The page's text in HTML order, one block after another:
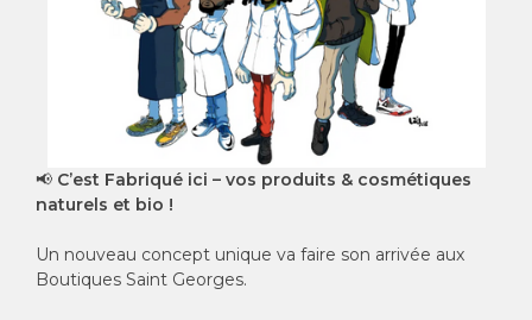
📢 C’est Fabriqué ici – vos produits & cosmétiques
naturels et bio !
Un nouveau concept unique va faire son arrivée aux
Boutiques Saint Georges.